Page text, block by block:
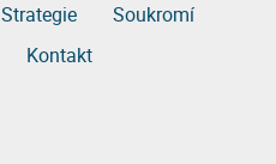
Strategie
Soukromí
Kontakt